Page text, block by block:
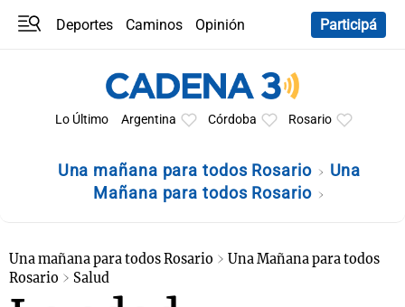
Deportes Caminos
Opinión
Participá
Lo Último Argentina Córdoba Rosario
Una mañana para todos Rosario
Una
Mañana para todos Rosario
Una mañana para todos Rosario
Una Mañana para todos
Rosario
Salud